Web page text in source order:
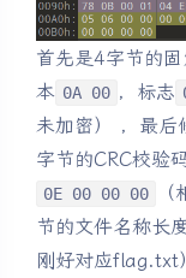
首先是4字节的固
本 0A 00 ，标志
未加密） ，最后
字节的CRC校验
0E 00 00 00
节的文件名称长
刚好对应flag.txt